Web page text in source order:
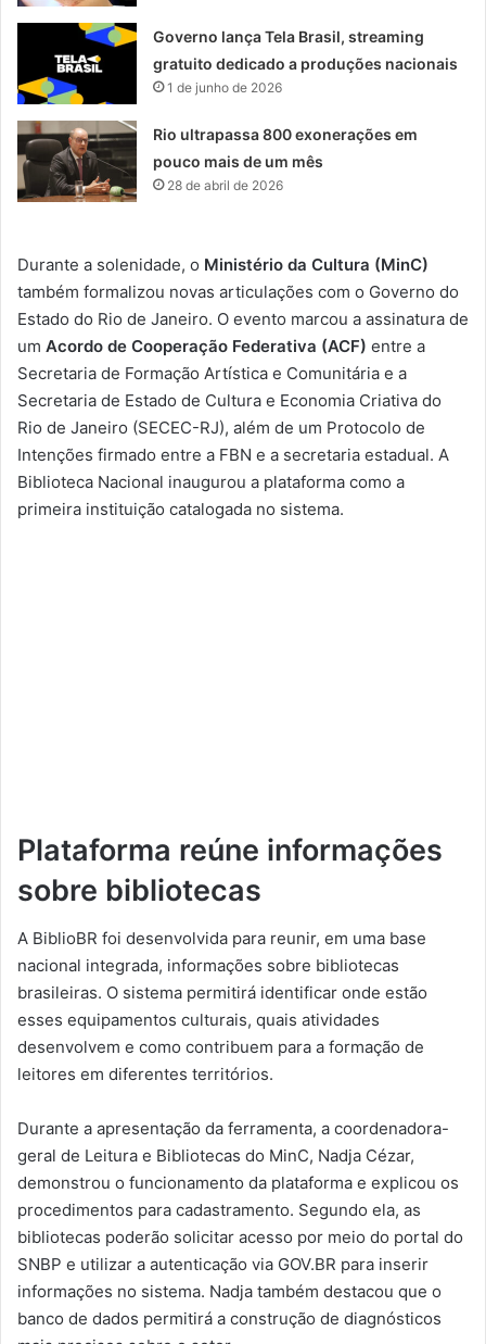
Governo lança Tela Brasil, streaming
gratuito dedicado a produções nacionais
1 de junho de 2026
Rio ultrapassa 800 exonerações em
pouco mais de um mês
28 de abril de 2026
Durante a solenidade, o Ministério da Cultura (MinC)
também formalizou novas articulações com o Governo do
Estado do Rio de Janeiro. O evento marcou a assinatura de
um Acordo de Cooperação Federativa (ACF) entre a
Secretaria de Formação Artística e Comunitária e a
Secretaria de Estado de Cultura e Economia Criativa do
Rio de Janeiro (SECEC-RJ), além de um Protocolo de
Intenções firmado entre a FBN e a secretaria estadual. A
Biblioteca Nacional inaugurou a plataforma como a
primeira instituição catalogada no sistema.
Plataforma reúne informações
sobre bibliotecas
A BiblioBR foi desenvolvida para reunir, em uma base
nacional integrada, informações sobre bibliotecas
brasileiras. O sistema permitirá identificar onde estão
esses equipamentos culturais, quais atividades
desenvolvem e como contribuem para a formação de
leitores em diferentes territórios.
Durante a apresentação da ferramenta, a coordenadora-
geral de Leitura e Bibliotecas do MinC, Nadja Cézar,
demonstrou o funcionamento da plataforma e explicou os
procedimentos para cadastramento. Segundo ela, as
bibliotecas poderão solicitar acesso por meio do portal do
SNBP e utilizar a autenticação via GOV.BR para inserir
informações no sistema. Nadja também destacou que o
banco de dados permitirá a construção de diagnósticos